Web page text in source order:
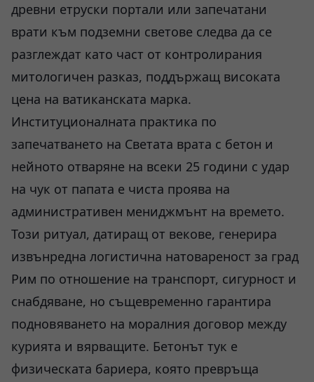
древни етруски портали или запечатани
врати към подземни светове следва да се
разглеждат като част от контролирания
митологичен разказ, поддържащ високата
цена на ватиканската марка.
Институционалната практика по
запечатването на Светата врата с бетон и
нейното отваряне на всеки 25 години с удар
на чук от папата е чиста проява на
административен мениджмънт на времето.
Този ритуал, датиращ от векове, генерира
извънредна логистична натовареност за град
Рим по отношение на транспорт, сигурност и
снабдяване, но същевременно гарантира
подновяването на моралния договор между
курията и вярващите. Бетонът тук е
физическата бариера, която превръща